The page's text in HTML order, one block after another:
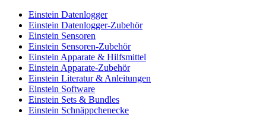
Einstein Datenlogger
Einstein Datenlogger-Zubehör
Einstein Sensoren
Einstein Sensoren-Zubehör
Einstein Apparate & Hilfsmittel
Einstein Apparate-Zubehör
Einstein Literatur & Anleitungen
Einstein Software
Einstein Sets & Bundles
Einstein Schnäppchenecke